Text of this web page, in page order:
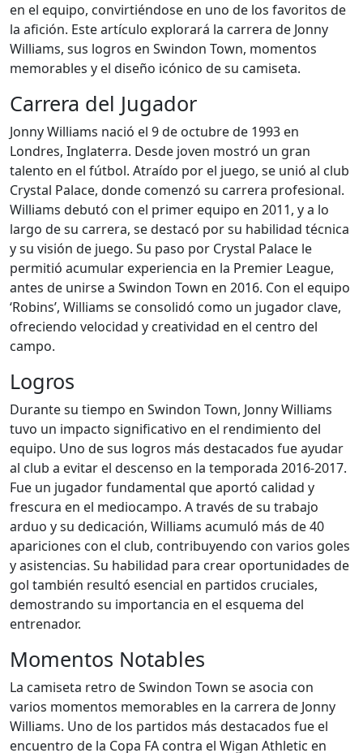
en el equipo, convirtiéndose en uno de los favoritos de
la afición. Este artículo explorará la carrera de Jonny
Williams, sus logros en Swindon Town, momentos
memorables y el diseño icónico de su camiseta.
Carrera del Jugador
Jonny Williams nació el 9 de octubre de 1993 en
Londres, Inglaterra. Desde joven mostró un gran
talento en el fútbol. Atraído por el juego, se unió al club
Crystal Palace, donde comenzó su carrera profesional.
Williams debutó con el primer equipo en 2011, y a lo
largo de su carrera, se destacó por su habilidad técnica
y su visión de juego. Su paso por Crystal Palace le
permitió acumular experiencia en la Premier League,
antes de unirse a Swindon Town en 2016. Con el equipo
‘Robins’, Williams se consolidó como un jugador clave,
ofreciendo velocidad y creatividad en el centro del
campo.
Logros
Durante su tiempo en Swindon Town, Jonny Williams
tuvo un impacto significativo en el rendimiento del
equipo. Uno de sus logros más destacados fue ayudar
al club a evitar el descenso en la temporada 2016-2017.
Fue un jugador fundamental que aportó calidad y
frescura en el mediocampo. A través de su trabajo
arduo y su dedicación, Williams acumuló más de 40
apariciones con el club, contribuyendo con varios goles
y asistencias. Su habilidad para crear oportunidades de
gol también resultó esencial en partidos cruciales,
demostrando su importancia en el esquema del
entrenador.
Momentos Notables
La camiseta retro de Swindon Town se asocia con
varios momentos memorables en la carrera de Jonny
Williams. Uno de los partidos más destacados fue el
encuentro de la Copa FA contra el Wigan Athletic en